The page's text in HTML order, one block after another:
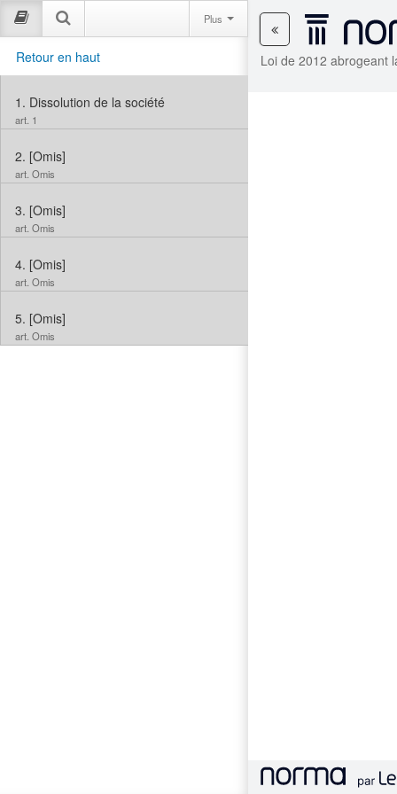
Loi de 2012 abrogeant
Plus
Retour en haut
1. Dissolution de la société
art. 1
2. [Omis]
art. Omis
3. [Omis]
art. Omis
4. [Omis]
art. Omis
5. [Omis]
art. Omis